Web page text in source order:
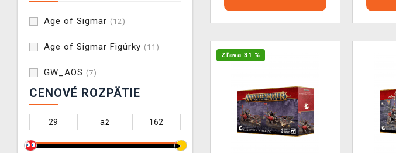
Age of Sigmar (12)
Age of Sigmar Figúrky (11)
GW_AOS (7)
CENOVÉ ROZPÄTIE
až
Zľava 31 %